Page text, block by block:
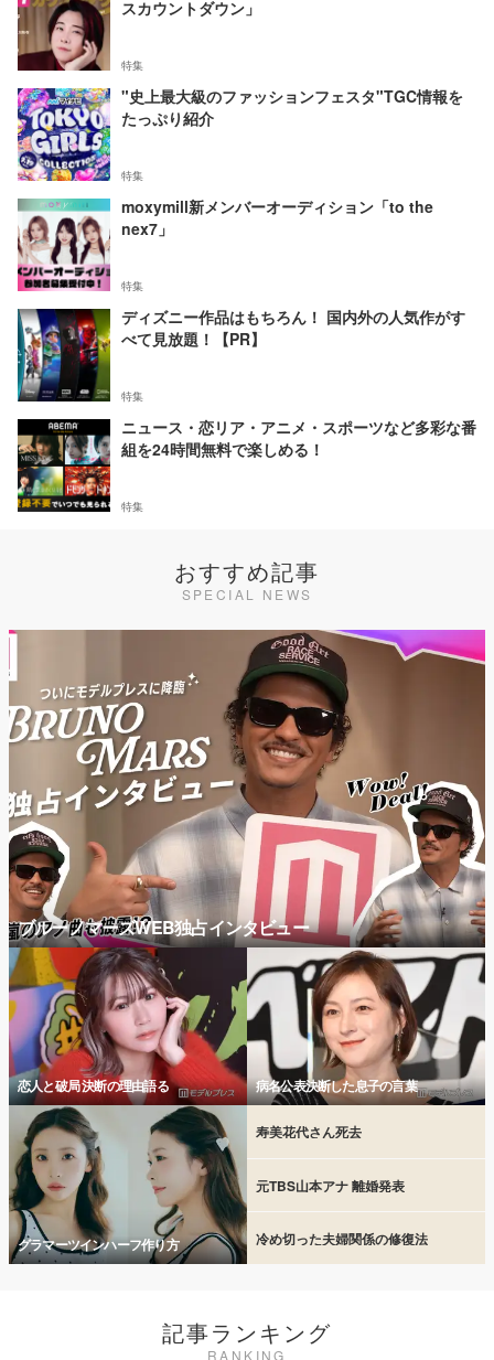
スカウントダウン」
特集
"史上最大級のファッションフェスタ"TGC情報を
たっぷり紹介
特集
moxymill新メンバーオーディション「to the
nex7」
特集
ディズニー作品はもちろん！ 国内外の人気作がす
べて見放題！【PR】
特集
ニュース・恋リア・アニメ・スポーツなど多彩な番
組を24時間無料で楽しめる！
特集
おすすめ記事
SPECIAL NEWS
ブルーノマーズWEB独占インタビュー
恋人と破局 決断の理由語る 病名公表決断した息子の言葉
グラマーツインハーフ作り方
寿美花代さん死去
元TBS山本アナ 離婚発表
冷め切った夫婦関係の修復法
記事ランキング
RANKING